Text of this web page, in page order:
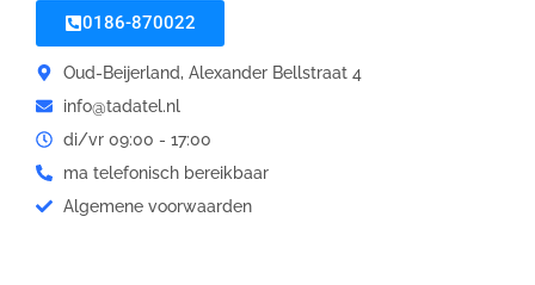
0186-870022
Oud-Beijerland, Alexander Bellstraat 4
info@tadatel.nl
di/vr 09:00 - 17:00
ma telefonisch bereikbaar
Algemene voorwaarden